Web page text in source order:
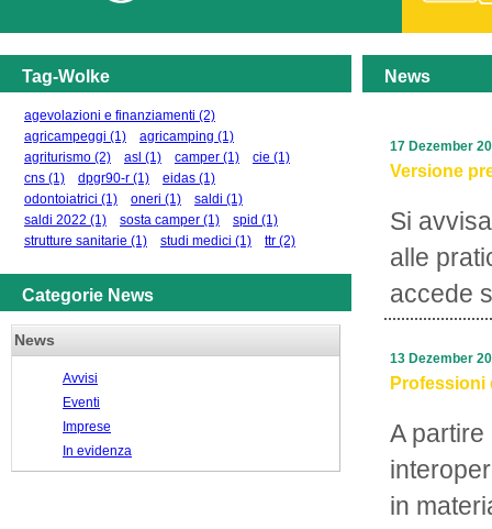
Tag-Wolke
agevolazioni e finanziamenti (2)
agricampeggi (1) agricamping (1)
agriturismo (2) asl (1) camper (1) cie (1)
cns (1) dpgr90-r (1) eidas (1)
odontoiatrici (1) oneri (1) saldi (1)
saldi 2022 (1) sosta camper (1) spid (1)
strutture sanitarie (1) studi medici (1) ttr (2)
Categorie News
News
Avvisi
Eventi
Imprese
In evidenza
News
Versione
Si
alle
accede
17 Dezember
Professioni
A
in
13 Dezember